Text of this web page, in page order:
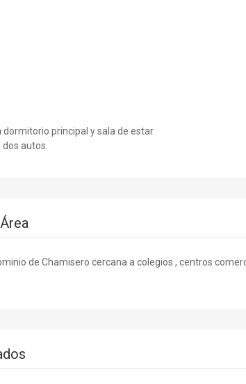
dormitorio principal y sala de estar
autos.
de Chamisero cercana a colegios , centros